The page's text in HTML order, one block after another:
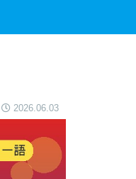
2026.06.03